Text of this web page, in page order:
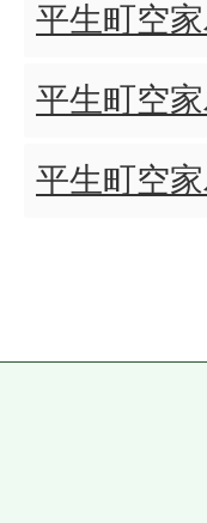
平生町空
平生町空
平生町空